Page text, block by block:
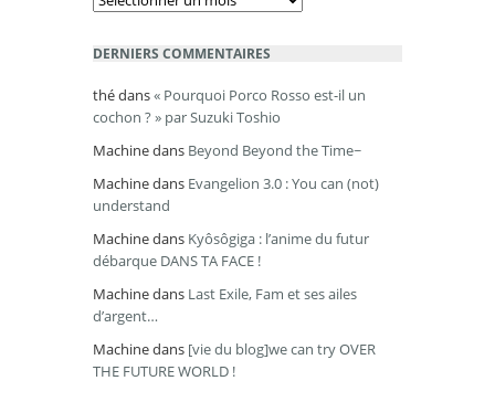
DERNIERS COMMENTAIRES
thédans« Pourquoi Porco Rosso est-il un
cochon ? » par Suzuki Toshio
Machinedans Beyond Beyond the Time~
Machinedans Evangelion 3.0 : You can (not)
understand
Machinedans Kyôsôgiga : l’anime du futur
débarque DANS TA FACE !
Machinedans Last Exile, Fam et ses ailes
d’argent…
Machinedans [vie du blog]we can try OVER
THE FUTURE WORLD !